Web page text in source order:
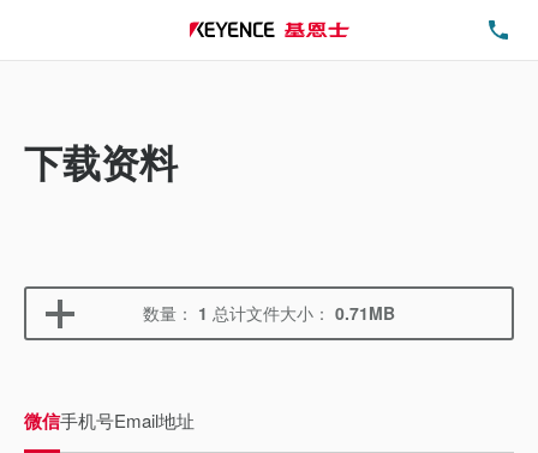
下载资料
数量： 1 总计文件大小： 0.71MB
微信手机号Email地址